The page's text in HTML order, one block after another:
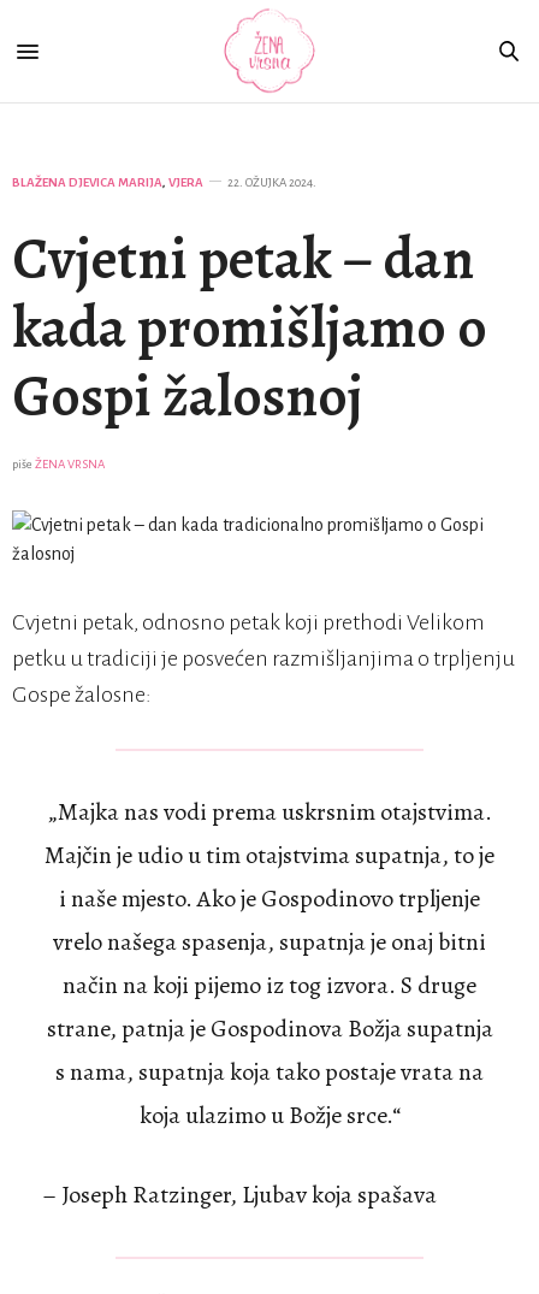
BLAŽENA DJEVICA MARIJA, VJERA 22. OŽUJKA 2024.
Cvjetni petak – dan
kada promišljamo o
Gospi žalosnoj
piše ŽENA VRSNA
Cvjetni petak, odnosno petak koji prethodi Velikom
petku u tradiciji je posvećen razmišljanjima o trpljenju
Gospe žalosne:
„Majka nas vodi prema uskrsnim otajstvima.
Majčin je udio u tim otajstvima supatnja, to je
i naše mjesto. Ako je Gospodinovo trpljenje
vrelo našega spasenja, supatnja je onaj bitni
način na koji pijemo iz tog izvora. S druge
strane, patnja je Gospodinova Božja supatnja
s nama, supatnja koja tako postaje vrata na
koja ulazimo u Božje srce.“
– Joseph Ratzinger, Ljubav koja spašava